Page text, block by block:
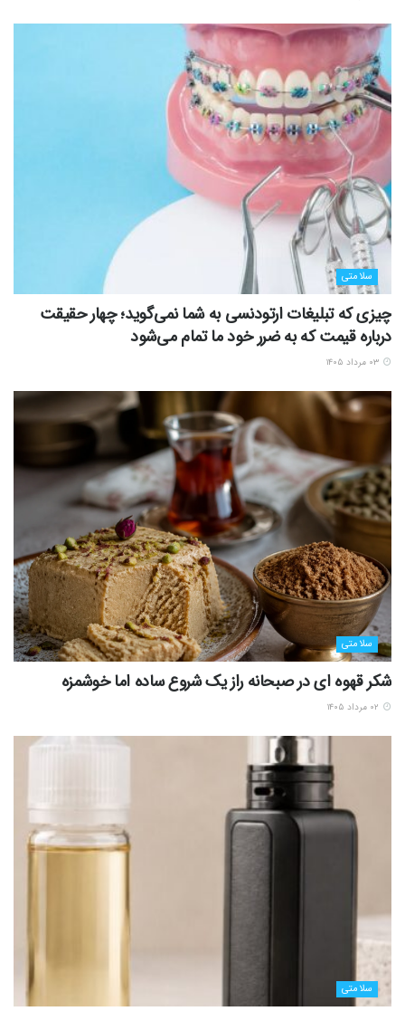
سلامتی
چیزی که تبلیغات ارتودنسی به شما نمی‌گوید؛ چهار حقیقت
درباره قیمت که به ضرر خود ما تمام می‌شود
سلامتی
شکر قهوه ای در صبحانه راز یک شروع ساده اما خوشمزه
سلامتی